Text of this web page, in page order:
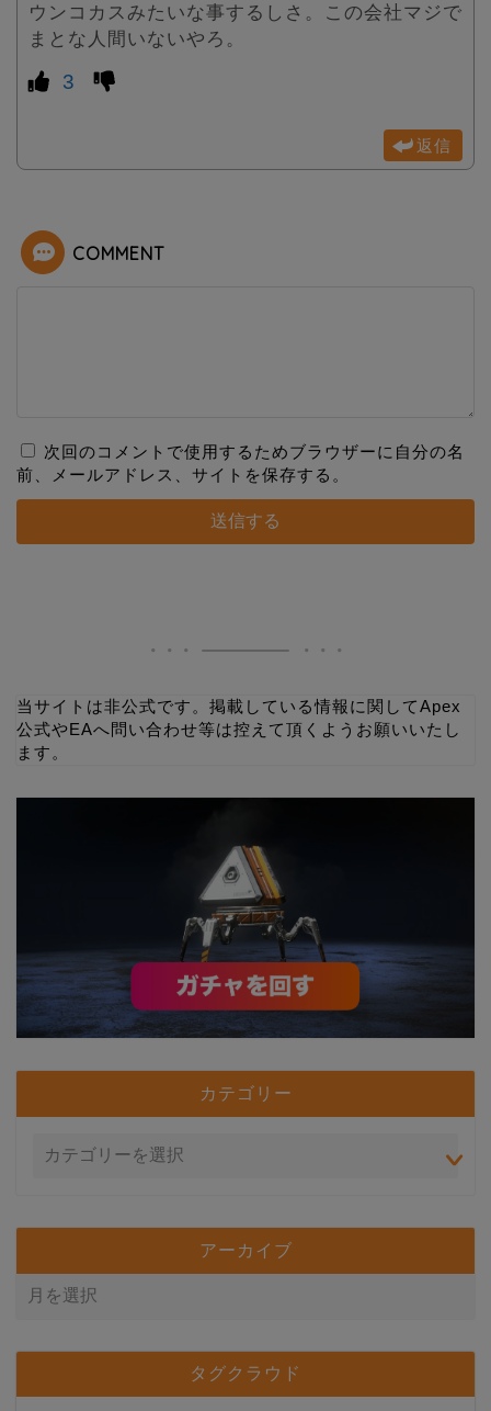
ウンコカスみたいな事するしさ。この会社マジで
まとな人間いないやろ。
3
返信
COMMENT
次回のコメントで使用するためブラウザーに自分の名
前、メールアドレス、サイトを保存する。
当サイトは非公式です。掲載している情報に関してApex
公式やEAへ問い合わせ等は控えて頂くようお願いいたし
ます。
カテゴリー
アーカイブ
タグクラウド